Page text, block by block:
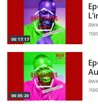
00:17:17
00:05:20